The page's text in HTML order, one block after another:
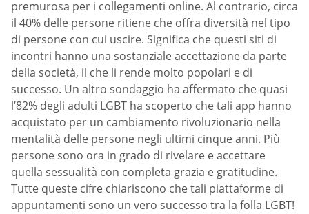
premurosa per i collegamenti online. Al contrario, circa
il 40% delle persone ritiene che offra diversità nel tipo
di persone con cui uscire. Significa che questi siti di
incontri hanno una sostanziale accettazione da parte
della società, il che li rende molto popolari e di
successo. Un altro sondaggio ha affermato che quasi
l’82% degli adulti LGBT ha scoperto che tali app hanno
acquistato per un cambiamento rivoluzionario nella
mentalità delle persone negli ultimi cinque anni. Più
persone sono ora in grado di rivelare e accettare
quella sessualità con completa grazia e gratitudine.
Tutte queste cifre chiariscono che tali piattaforme di
appuntamenti sono un vero successo tra la folla LGBT!